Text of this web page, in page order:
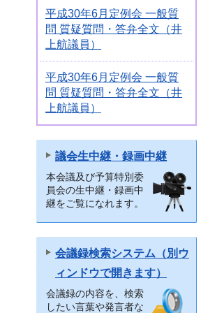
平成30年6月定例会 一般質
問 質疑質問・答弁全文（井
上航議員）
平成30年6月定例会 一般質
問 質疑質問・答弁全文（井
上航議員）
議会生中継・録画中継
本会議及び予算特別委
員会の生中継・録画中
継をご覧になれます。
会議録検索システム（別ウ
ィンドウで開きます）
会議録の内容を、検索
したい言葉や発言者な